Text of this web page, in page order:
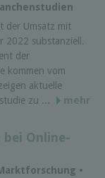
der Umsatz mit
2022 substanziell.
der
kommen vom
aktuelle
zu ...
mehr
Online-
•